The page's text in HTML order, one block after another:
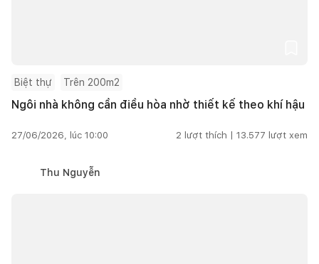
Biệt thự Trên 200m2
Ngôi nhà không cần điều hòa nhờ thiết kế theo khí hậu
27/06/2026, lúc 10:00 2 lượt thích | 13.577 lượt xem
Thu Nguyễn